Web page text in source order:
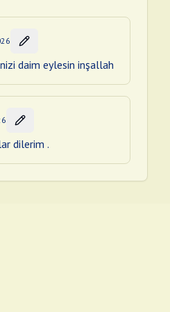
daim eylesin inşallah
dilerim .